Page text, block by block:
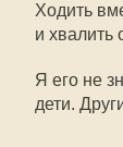
Ходить
и хвалить
Я его не
дети.